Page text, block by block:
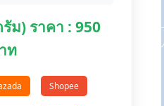
ม) ราคา : 950
ท
Shopee